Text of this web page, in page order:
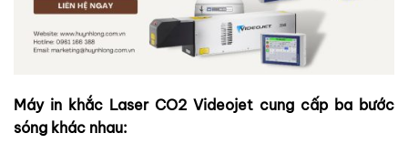
Máy in khắc Laser CO2 Videojet cung cấp ba bước
sóng khác nhau: